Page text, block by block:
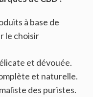
à base de
le choisir
et dévouée.
et naturelle.
des puristes.